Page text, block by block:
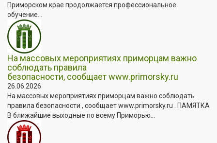
Приморском крае продолжается профессиональное
обучение...
На массовых мероприятиях приморцам важно
соблюдать правила
безопасности, сообщает www.primorsky.ru
26.06.2026
На массовых мероприятиях приморцам важно соблюдать
правила безопасности , сообщает www.primorsky.ru . ПАМЯТКА
В ближайшие выходные по всему Приморью...